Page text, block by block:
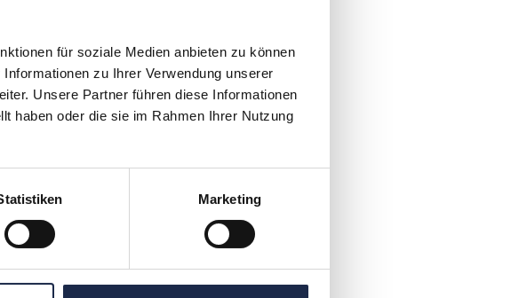
für soziale Medien anbieten zu können
zu Ihrer Verwendung unserer
Unsere Partner führen diese Informationen
haben oder die sie im Rahmen Ihrer Nutzung
Marketing
werden?
funktioniert
beurteilen, ob
die